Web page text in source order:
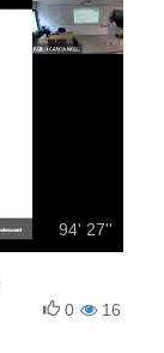
94' 27''
16
0